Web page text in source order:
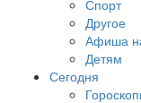
Спорт
Другое
Афиша
Детям
Сегодня